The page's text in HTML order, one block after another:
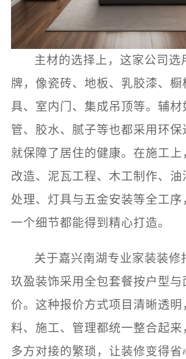
主材的选择上，这家公司选
牌，像瓷砖、地板、乳胶漆、橱
具、室内门、集成吊顶等。辅材
管、胶水、腻子等也都采用环保
就保障了居住的健康。在施工上
改造、泥瓦工程、木工制作、油
处理、灯具与五金安装等全工序
一个细节都能得到精心打造。
关于嘉兴南湖专业家装装修
玖盈装饰采用全包套餐按户型与
价。这种报价方式项目清晰透明
料、施工、管理都统一整合起来
多方对接的繁琐，让装修变得省